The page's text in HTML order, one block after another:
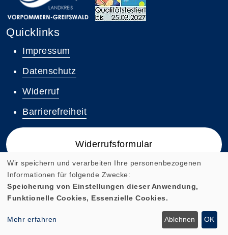
Quicklinks
Impressum
Datenschutz
Widerruf
Barrierefreiheit
Widerrufsformular
Cookie Einstellungen
Wir speichern und verarbeiten Ihre personenbezogenen
Informationen für folgende Zwecke:
Speicherung von Einstellungen dieser Anwendung,
Funktionelle Cookies, Essenzielle Cookies.
Mehr erfahren Ablehnen OK